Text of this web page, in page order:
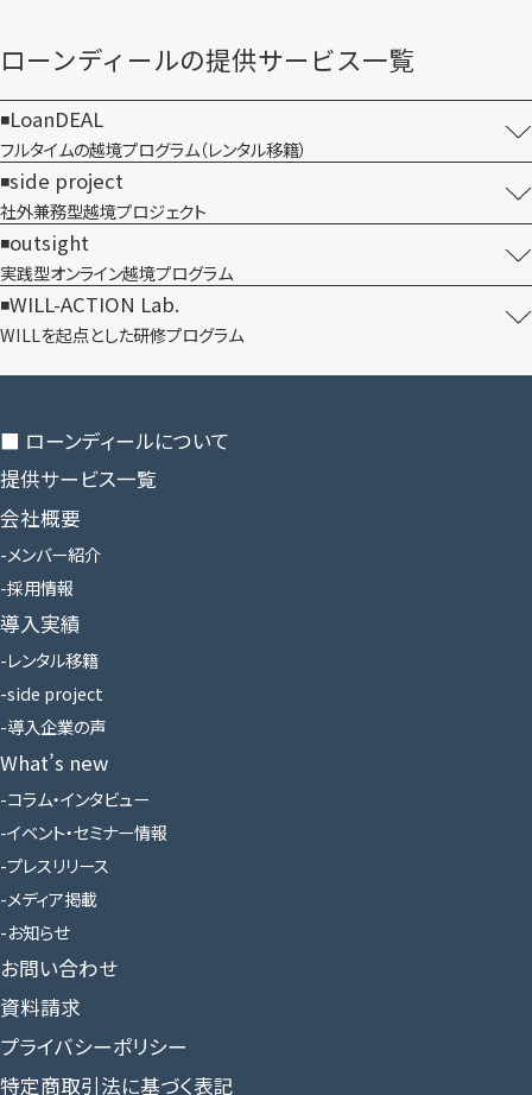
ローンディールの​提供サービス一覧
LoanDEAL
フルタイムの越境プログラム​（レンタル移籍）
side project
社外兼務型​越境プロジェクト
outsight
実践型オンライン​越境プログラム
WILL-ACTION Lab.
WILLを​起点とした​研修プログラム
■ ローンディールに​ついて
提供サービス一覧
会社概要
メンバー紹介
採用情報
導入実績
レンタル移籍
side project
導入企業の声
What’s new
コラム・インタビュー
イベント・セミナー情報
プレスリリース
メディア掲載
お知らせ
お問い合わせ
資料請求
プライバシーポリシー
特定商取引法に基づく表記